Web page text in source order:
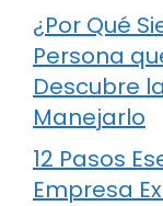
¿Por Qué
Persona
Descubre
Manejarlo
12 Pasos
Empresa